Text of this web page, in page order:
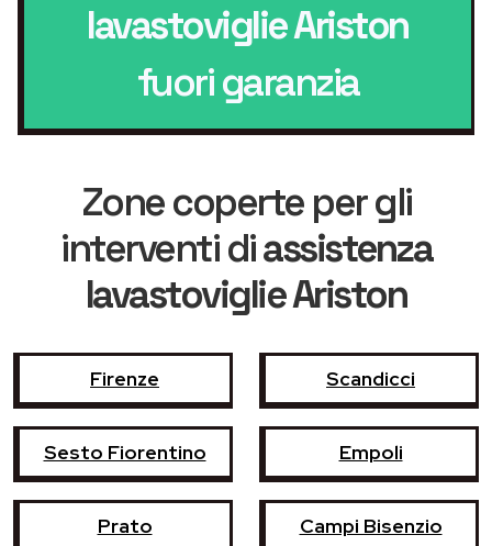
lavastoviglie Ariston
fuori garanzia
Zone coperte per gli
interventi diassistenza
lavastoviglie Ariston
Firenze Scandicci
Sesto Fiorentino Empoli
Prato Campi Bisenzio